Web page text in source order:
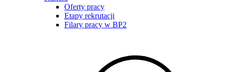
Oferty pracy
Etapy rekrutacji
Filary pracy w BP2